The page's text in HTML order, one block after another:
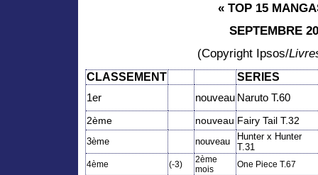
« TOP 15
SEPTEMBRE
(Copyright Ipsos/
CLASSEMENT
SERIES
1er
nouveau Naruto T.60
2ème nouveau Fairy Tail T.32
3ème nouveau
Hunter x Hunter
T.31
4ème (-3)
2ème
mois
One Piece T.67